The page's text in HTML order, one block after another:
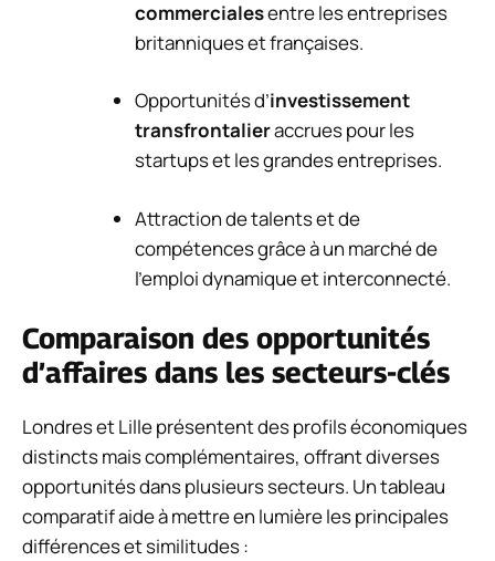
commercialesentre les entreprises
britanniques et françaises.
Opportunités d’investissement
transfrontalieraccrues pour les
startups et les grandes entreprises.
Attraction de talents et de
compétences grâce à un marché de
l’emploi dynamique et interconnecté.
Comparaison des opportunités
d’affaires dans les secteurs-clés
Londres et Lille présentent des profils économiques
distincts mais complémentaires, offrant diverses
opportunités dans plusieurs secteurs. Un tableau
comparatif aide à mettre en lumière les principales
différences et similitudes :